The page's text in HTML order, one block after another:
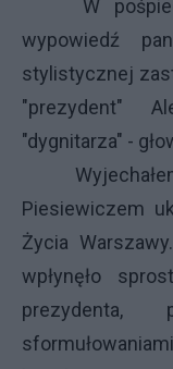
W
wypowiedź
stylistycznej
"prezydent"
"dygnitarza" -
Piesiewiczem
Życia
wpłynęło